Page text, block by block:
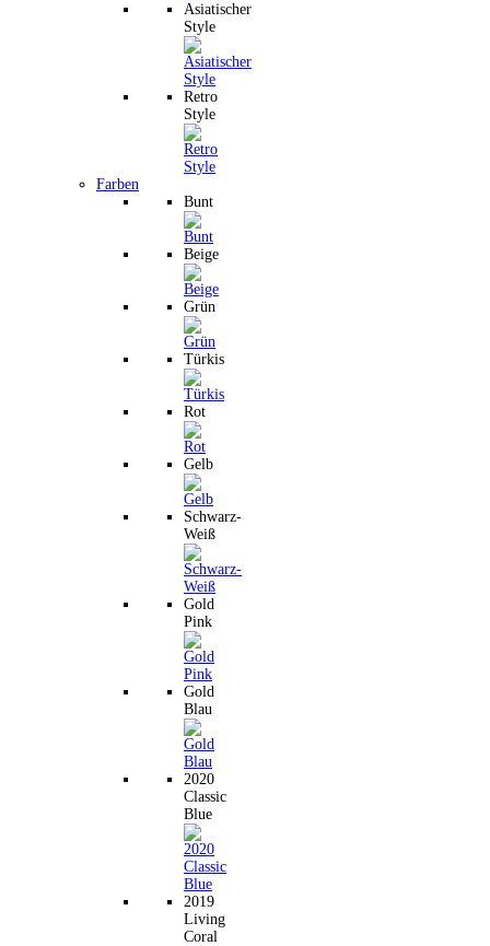
Asiatischer
Style
Retro
Style
Farben
Bunt
Beige
Grün
Türkis
Rot
Gelb
Schwarz-
Weiß
Gold
Pink
Gold
Blau
2020
Classic
Blue
2019
Living
Coral